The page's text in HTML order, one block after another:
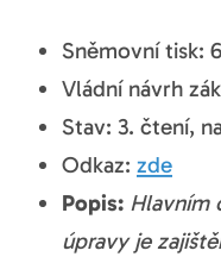
Sněmovní tisk:
Vládní návrh
Stav: 3. čtení,
Odkaz: zde
Popis: Hlavním
úpravy je